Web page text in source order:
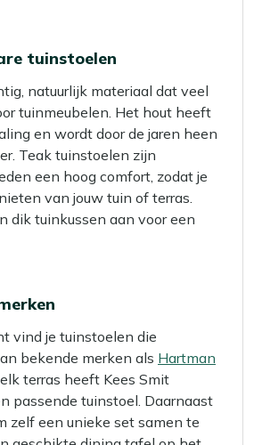
tuinstoelen
natuurlijk materiaal dat veel
tuinmeubelen. Het hout heeft
en wordt door de jaren heen
Teak tuinstoelen zijn
een hoog comfort, zodat je
van jouw tuin of terras.
dik tuinkussen aan voor een
vind je tuinstoelen die
bekende merken als Hartman
terras heeft Kees Smit
passende tuinstoel. Daarnaast
zelf een unieke set samen te